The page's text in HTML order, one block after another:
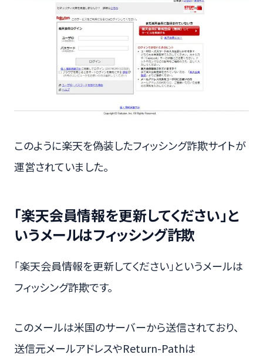
このように楽天を偽装したフィッシング詐欺サイトが
運営されていました。
「楽天会員情報を更新してください」と
いうメールはフィッシング詐欺
「楽天会員情報を更新してください」というメールは
フィッシング詐欺です。
このメールは米国のサーバーから送信されており、
送信元メールアドレスやReturn-Pathは